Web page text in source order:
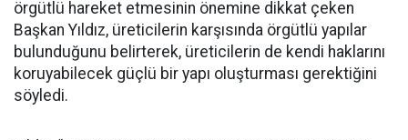
örgütlü hareket etmesinin önemine dikkat çeken
Başkan Yıldız, üreticilerin karşısında örgütlü yapılar
bulunduğunu belirterek, üreticilerin de kendi haklarını
koruyabilecek güçlü bir yapı oluşturması gerektiğini
söyledi.